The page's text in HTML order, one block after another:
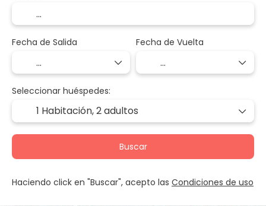
Fecha de Salida Fecha de Vuelta
Seleccionar huéspedes:
1 Habitación,2 adultos
Buscar
Haciendo click en "Buscar", acepto las Condiciones de uso